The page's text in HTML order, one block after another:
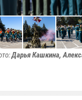
Дарья Кашкина,